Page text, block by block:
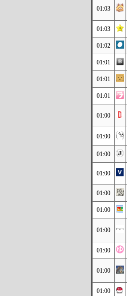
01:03
01:03
01:02
01:01
01:01
01:01
01:00
01:00
01:00
01:00
01:00
01:00
01:00
01:00
01:00
01:00